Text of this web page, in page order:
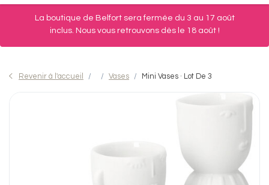
La boutique de Belfort sera fermée du 3 au 17 août
inclus. Nous vous retrouvons dès le 18 août !
Revenir à l'accueil Vases Mini Vases · Lot De 3